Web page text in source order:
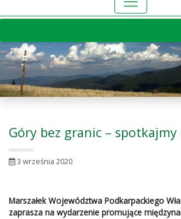
Góry bez granic – spotkajmy
3 września 2020
Marszałek Województwa Podkarpackiego
zaprasza na wydarzenie promujące